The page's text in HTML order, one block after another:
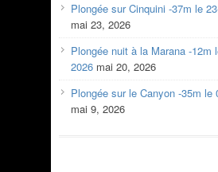
Plongée sur Cinquini -37m le
mai 23, 2026
Plongée nuit à la Marana -12m
2026 mai 20, 2026
Plongée sur le Canyon -35m le
mai 9, 2026